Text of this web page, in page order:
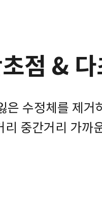
점 &
은 수정체를 제
리 중간거리 가까